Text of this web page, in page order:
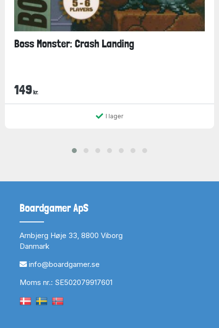
Boss Monster: Crash Landing
149 kr.
I lager
Boardgamer ApS
Arnbjerg Høje 33, 8800 Viborg
Danmark
info@boardgamer.se
Moms nr.: SE502079917601